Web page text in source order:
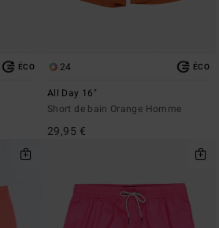
ÉCO 24 ÉCO
All Day 16"
Short de bain Orange Homme
29,95 €